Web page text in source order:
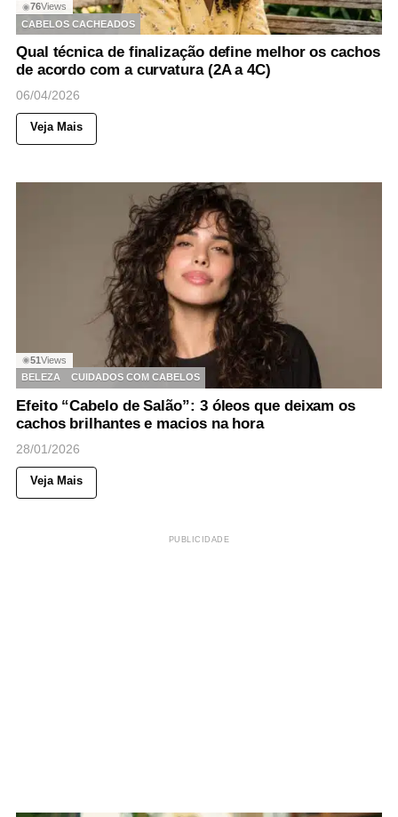
◉76Views
CABELOS CACHEADOS
Qual técnica de finalização define melhor os cachos
de acordo com a curvatura (2A a 4C)
06/04/2026
Veja Mais
◉51Views
BELEZA
CUIDADOS COM CABELOS
Efeito “Cabelo de Salão”: 3 óleos que deixam os
cachos brilhantes e macios na hora
28/01/2026
Veja Mais
PUBLICIDADE